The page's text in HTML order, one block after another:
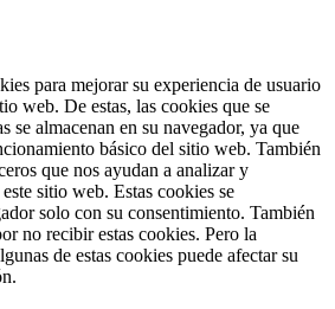
para mejorar su experiencia de usuario
web. De estas, las cookies que se
se almacenan en su navegador, ya que
básico del sitio web. También
que nos ayudan a analizar y
sitio web. Estas cookies se
solo con su consentimiento. También
no recibir estas cookies. Pero la
de estas cookies puede afectar su